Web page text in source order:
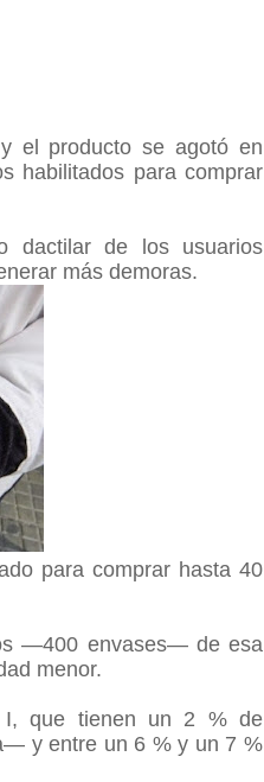
el producto se agotó en
habilitados para comprar
dactilar de los usuarios
más demoras.
para comprar hasta 40
—400 envases— de esa
menor.
I, que tienen un 2 % de
y entre un 6 % y un 7 %